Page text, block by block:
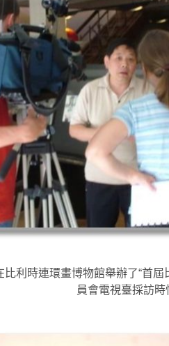
利時連環畫博物館舉辦了“首
員會電視臺採訪時